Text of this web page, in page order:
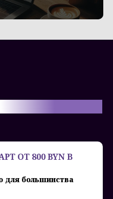
ОТ 800 BYN В
для большинства